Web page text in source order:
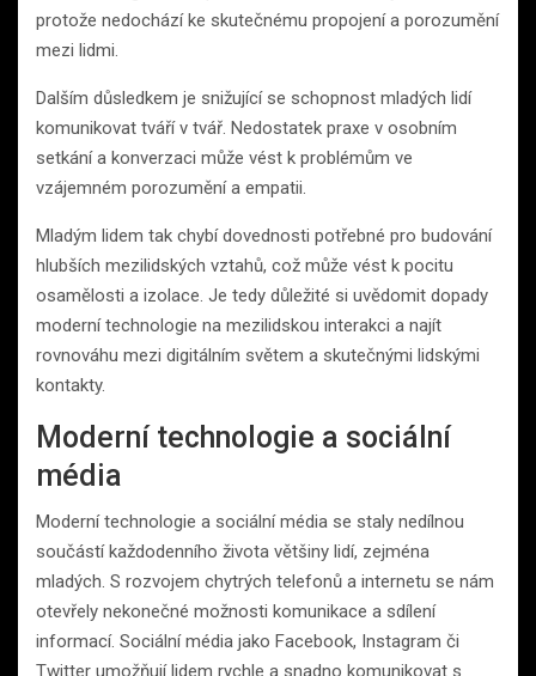
protože nedochází ke skutečnému propojení a porozumění
mezi lidmi.
Dalším důsledkem je snižující se schopnost mladých lidí
komunikovat tváří v tvář. Nedostatek praxe v osobním
setkání a konverzaci může vést k problémům ve
vzájemném porozumění a empatii.
Mladým lidem tak chybí dovednosti potřebné pro budování
hlubších mezilidských vztahů, což může vést k pocitu
osamělosti a izolace. Je tedy důležité si uvědomit dopady
moderní technologie na mezilidskou interakci a najít
rovnováhu mezi digitálním světem a skutečnými lidskými
kontakty.
Moderní technologie a sociální
média
Moderní technologie a sociální média se staly nedílnou
součástí každodenního života většiny lidí, zejména
mladých. S rozvojem chytrých telefonů a internetu se nám
otevřely nekonečné možnosti komunikace a sdílení
informací. Sociální média jako Facebook, Instagram či
Twitter umožňují lidem rychle a snadno komunikovat s